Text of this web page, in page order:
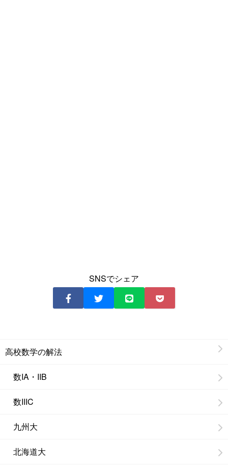
SNSでシェア
高校数学の解法
数IA・IIB
数IIIC
九州大
北海道大